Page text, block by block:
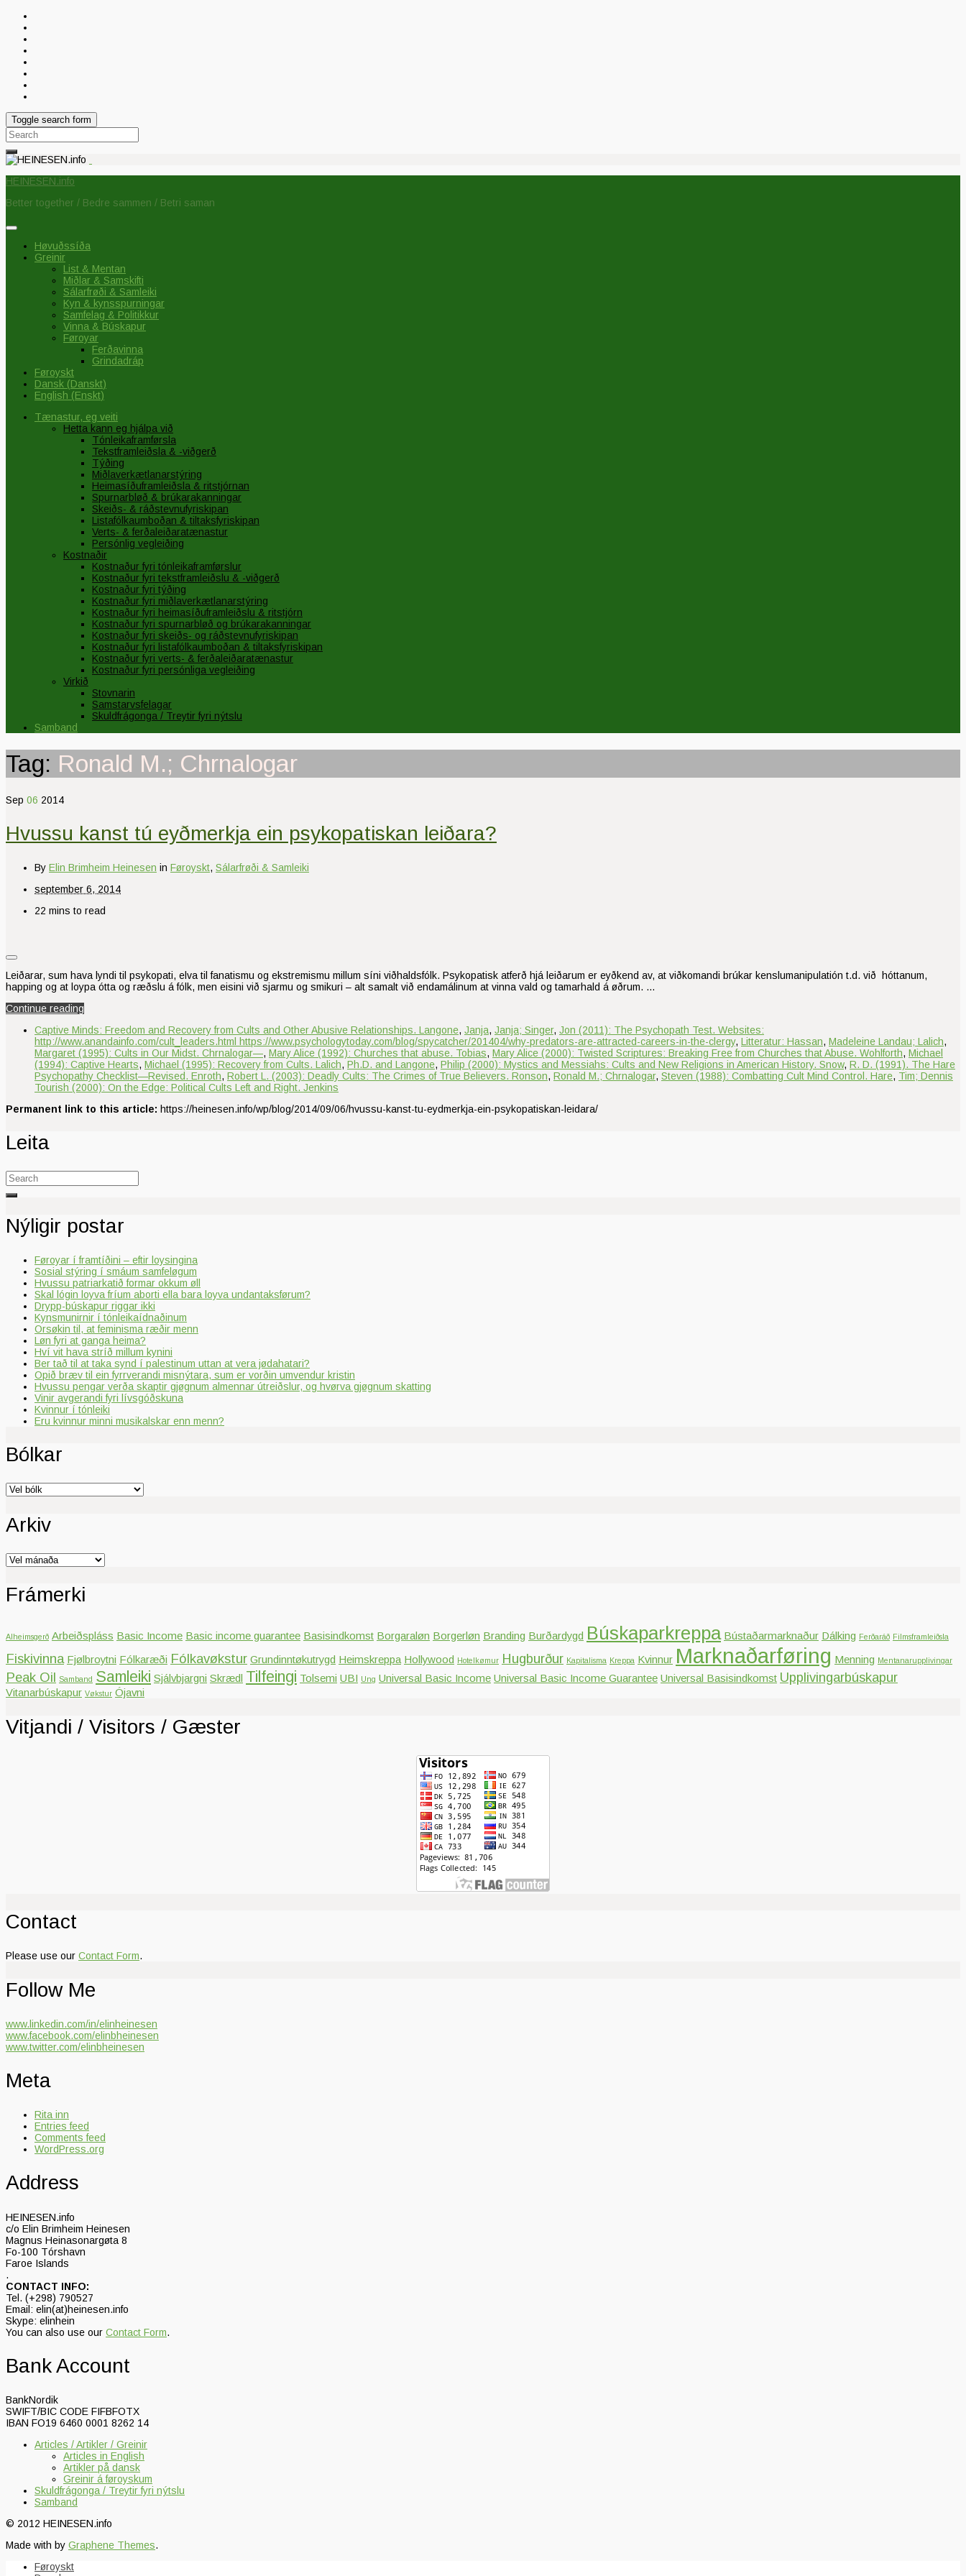
Toggle search form
Search
for:
HEINESEN.info
Better together / Bedre sammen / Betri saman
Høvuðssíða
Greinir
List & Mentan
Miðlar & Samskifti
Sálarfrøði & Samleiki
Kyn & kynsspurningar
Samfelag & Politikkur
Vinna & Búskapur
Føroyar
Ferðavinna
Grindadráp
Føroyskt
Dansk (Danskt)
English (Enskt)
Tænastur, eg veiti
Hetta kann eg hjálpa við
Tónleikaframførsla
Tekstframleiðsla & -viðgerð
Týðing
Miðlaverkætlanarstýring
Heimasíðuframleiðsla & ritstjórnan
Spurnarbløð & brúkarakanningar
Skeiðs- & ráðstevnufyriskipan
Listafólkaumboðan & tiltaksfyriskipan
Verts- & ferðaleiðaratænastur
Persónlig vegleiðing
Kostnaðir
Kostnaður fyri tónleikaframførslur
Kostnaður fyri tekstframleiðslu & -viðgerð
Kostnaður fyri týðing
Kostnaður fyri miðlaverkætlanarstýring
Kostnaður fyri heimasíðuframleiðslu & ritstjórn
Kostnaður fyri spurnarbløð og brúkarakanningar
Kostnaður fyri skeiðs- og ráðstevnufyriskipan
Kostnaður fyri listafólkaumboðan & tiltaksfyriskipan
Kostnaður fyri verts- & ferðaleiðaratænastur
Kostnaður fyri persónliga vegleiðing
Virkið
Stovnarin
Samstarvsfelagar
Skuldfrágonga / Treytir fyri nýtslu
Samband
Tag: Ronald M.; Chrnalogar
Sep 06 2014
Hvussu kanst tú eyðmerkja ein psykopatiskan leiðara?
By Elin Brimheim Heinesen in Føroyskt, Sálarfrøði & Samleiki
september 6, 2014
22 mins to read
Leiðarar, sum hava lyndi til psykopati, elva til fanatismu og ekstremismu millum síni viðhaldsfólk. Psykopatisk atferð hjá leiðarum er eyðkend av, at viðkomandi brúkar kenslumanipulatión t.d. við hóttanum,
happing og at loypa ótta og ræðslu á fólk, men eisini við sjarmu og smikuri – alt samalt við endamálinum at vinna vald og tamarhald á øðrum. …
Continue reading
Captive Minds: Freedom and Recovery from Cults and Other Abusive Relationships. Langone, Janja, Janja; Singer, Jon (2011): The Psychopath Test. Websites:
http://www.anandainfo.com/cult_leaders.html https://www.psychologytoday.com/blog/spycatcher/201404/why-predators-are-attracted-careers-in-the-clergy, Litteratur: Hassan, Madeleine Landau; Lalich,
Margaret (1995): Cults in Our Midst. Chrnalogar—, Mary Alice (1992): Churches that abuse. Tobias, Mary Alice (2000): Twisted Scriptures: Breaking Free from Churches that Abuse. Wohlforth, Michael
(1994): Captive Hearts, Michael (1995): Recovery from Cults. Lalich, Ph.D. and Langone, Philip (2000): Mystics and Messiahs: Cults and New Religions in American History. Snow, R. D. (1991). The Hare
Psychopathy Checklist—Revised. Enroth, Robert L. (2003): Deadly Cults: The Crimes of True Believers. Ronson, Ronald M.; Chrnalogar, Steven (1988): Combatting Cult Mind Control. Hare, Tim; Dennis
Tourish (2000): On the Edge: Political Cults Left and Right. Jenkins
Permanent link to this article: https://heinesen.info/wp/blog/2014/09/06/hvussu-kanst-tu-eydmerkja-ein-psykopatiskan-leidara/
Leita
Search
for:
Nýligir postar
Føroyar í framtíðini – eftir loysingina
Sosial stýring í smáum samfeløgum
Hvussu patriarkatið formar okkum øll
Skal lógin loyva fríum aborti ella bara loyva undantaksførum?
Drypp-búskapur riggar ikki
Kynsmunirnir í tónleikaídnaðinum
Orsøkin til, at feminisma ræðir menn
Løn fyri at ganga heima?
Hví vit hava stríð millum kynini
Ber tað til at taka synd í palestinum uttan at vera jødahatari?
Opið bræv til ein fyrrverandi misnýtara, sum er vorðin umvendur kristin
Hvussu pengar verða skaptir gjøgnum almennar útreiðslur, og hvørva gjøgnum skatting
Vinir avgerandi fyri lívsgóðskuna
Kvinnur í tónleiki
Eru kvinnur minni musikalskar enn menn?
Bólkar
Bólkar
Arkiv
Arkiv
Frámerki
Alheimsgerð Arbeiðspláss Basic Income Basic income guarantee Basisindkomst Borgaraløn Borgerløn Branding Burðardygd Búskaparkreppa Bústaðarmarknaður Dálking Ferðaráð Filmsframleiðsla
Fiskivinna Fjølbroytni Fólkaræði Fólkavøkstur Grundinntøkutrygd Heimskreppa Hollywood Hotelkømur Hugburður Kapitalisma Kreppa Kvinnur Marknaðarføring Menning Mentanarupplivingar
Peak Oil Samband Samleiki Sjálvbjargni Skrædl Tilfeingi Tolsemi UBI Ung Universal Basic Income Universal Basic Income Guarantee Universal Basisindkomst Upplivingarbúskapur
Vitanarbúskapur Vøkstur Ójavni
Vitjandi / Visitors / Gæster
Contact
Please use our Contact Form.
Follow Me
www.linkedin.com/in/elinheinesen
www.facebook.com/elinbheinesen
www.twitter.com/elinbheinesen
Meta
Rita inn
Entries feed
Comments feed
WordPress.org
Address
HEINESEN.info
c/o Elin Brimheim Heinesen
Magnus Heinasonargøta 8
Fo-100 Tórshavn
Faroe Islands
.
CONTACT INFO:
Tel. (+298) 790527
Email: elin(at)heinesen.info
Skype: elinhein
You can also use our Contact Form.
Bank Account
BankNordik
SWIFT/BIC CODE FIFBFOTX
IBAN FO19 6460 0001 8262 14
Articles / Artikler / Greinir
Articles in English
Artikler på dansk
Greinir á føroyskum
Skuldfrágonga / Treytir fyri nýtslu
Samband
© 2012 HEINESEN.info
Made with by Graphene Themes.
Føroyskt